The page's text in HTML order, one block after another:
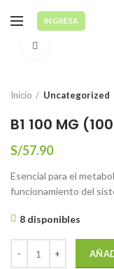
INGRESA
Inicio Uncategorized
B1 100 MG
S/57.90
Esencial para el
funcionamiento del
8 disponibles